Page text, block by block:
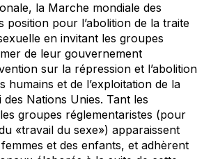
la Marche mondiale des
position pour l’abolition de la traite
en invitant les groupes
de leur gouvernement
sur la répression et l’abolition
humains et de l’exploitation de la
des Nations Unies. Tant les
groupes réglementaristes (pour
«travail du sexe») apparaissent
et des enfants, et adhèrent